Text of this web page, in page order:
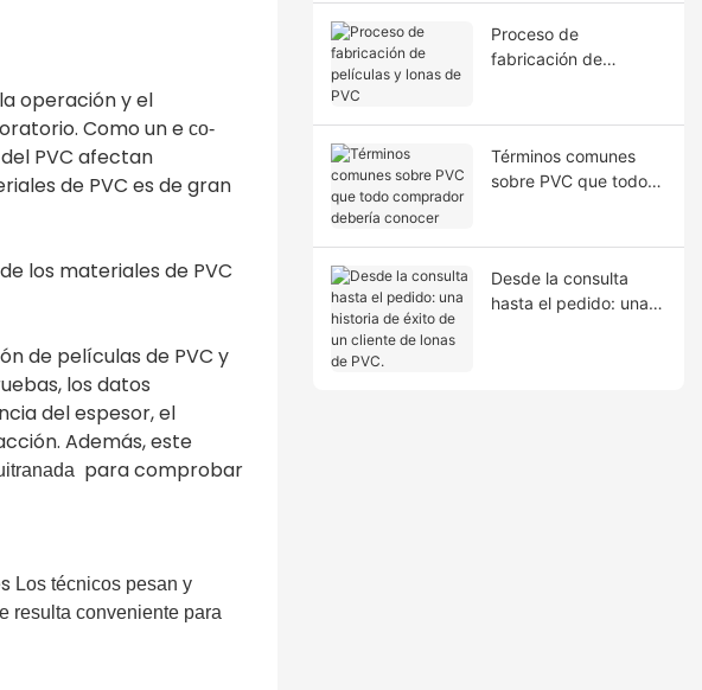
operación y el
Como un e co-
PVC afectan
de PVC es de gran
los materiales de PVC
de películas de PVC y
los datos
del espesor, el
Además, este
para comprobar
Los técnicos pesan y
resulta conveniente para
Proceso de
fabricación de
Términos comunes
sobre PVC que todo
Desde la consulta
hasta el pedido: una